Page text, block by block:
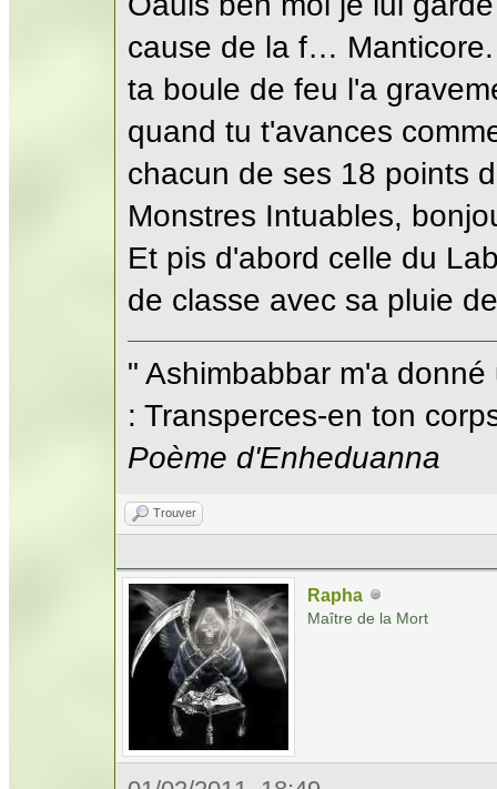
cause de la f…
ta boule de feu l'a
quand tu t'avances
chacun de ses 18 points
Monstres Intuables,
Et pis d'abord celle du
de classe avec sa pluie
" Ashimbabbar m'a
: Transperces-en ton
Poème d'Enheduanna
Trouver
Rapha
Maître de la Mort